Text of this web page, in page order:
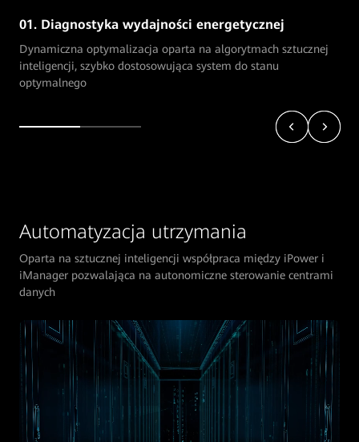
01. Diagnostyka wydajności energetycznej
Dynamiczna optymalizacja oparta na algorytmach sztucznej
inteligencji, szybko dostosowująca system do stanu
optymalnego
Automatyzacja utrzymania
Oparta na sztucznej inteligencji współpraca między iPower i
iManager pozwalająca na autonomiczne sterowanie centrami
danych